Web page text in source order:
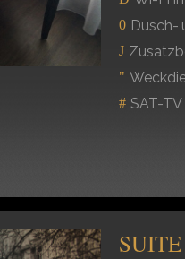
Dusch-
SAT-TV
SUITE